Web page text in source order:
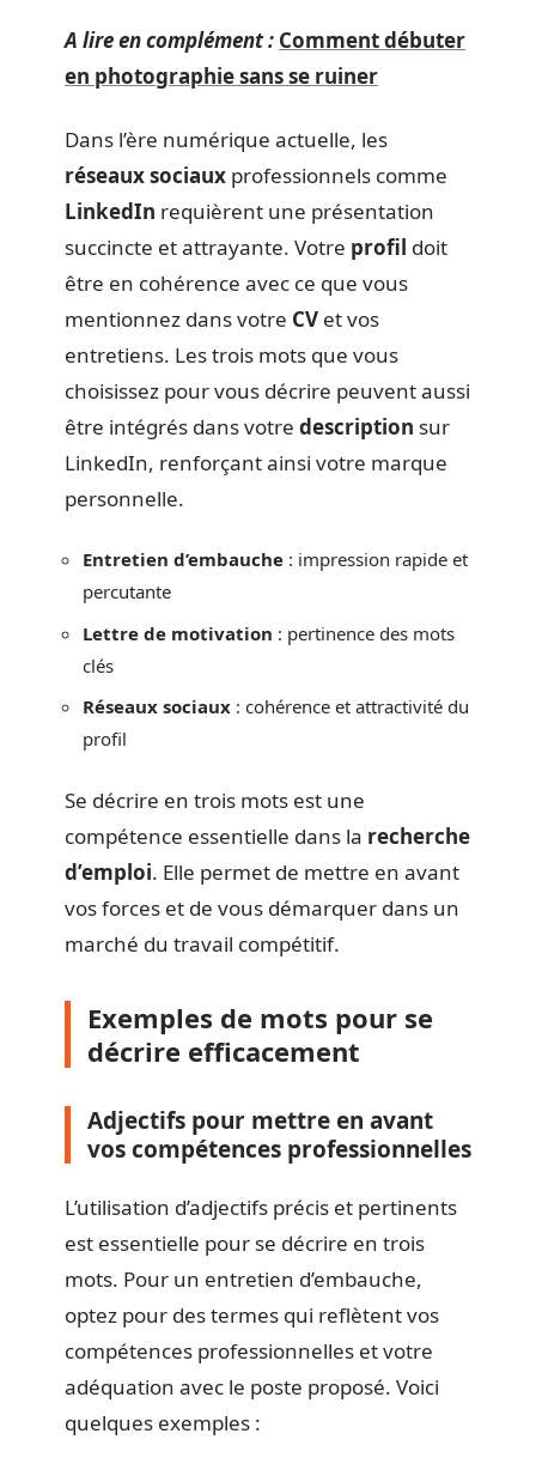
A lire en complément : Comment débuter
en photographie sans se ruiner
Dans l’ère numérique actuelle, les
réseaux sociaux professionnels comme
LinkedIn requièrent une présentation
succincte et attrayante. Votre profil doit
être en cohérence avec ce que vous
mentionnez dans votre CV et vos
entretiens. Les trois mots que vous
choisissez pour vous décrire peuvent aussi
être intégrés dans votre description sur
LinkedIn, renforçant ainsi votre marque
personnelle.
Entretien d’embauche : impression rapide et
percutante
Lettre de motivation : pertinence des mots
clés
Réseaux sociaux : cohérence et attractivité du
profil
Se décrire en trois mots est une
compétence essentielle dans la recherche
d’emploi. Elle permet de mettre en avant
vos forces et de vous démarquer dans un
marché du travail compétitif.
Exemples de mots pour se
décrire efficacement
Adjectifs pour mettre en avant
vos compétences professionnelles
L’utilisation d’adjectifs précis et pertinents
est essentielle pour se décrire en trois
mots. Pour un entretien d’embauche,
optez pour des termes qui reflètent vos
compétences professionnelles et votre
adéquation avec le poste proposé. Voici
quelques exemples :